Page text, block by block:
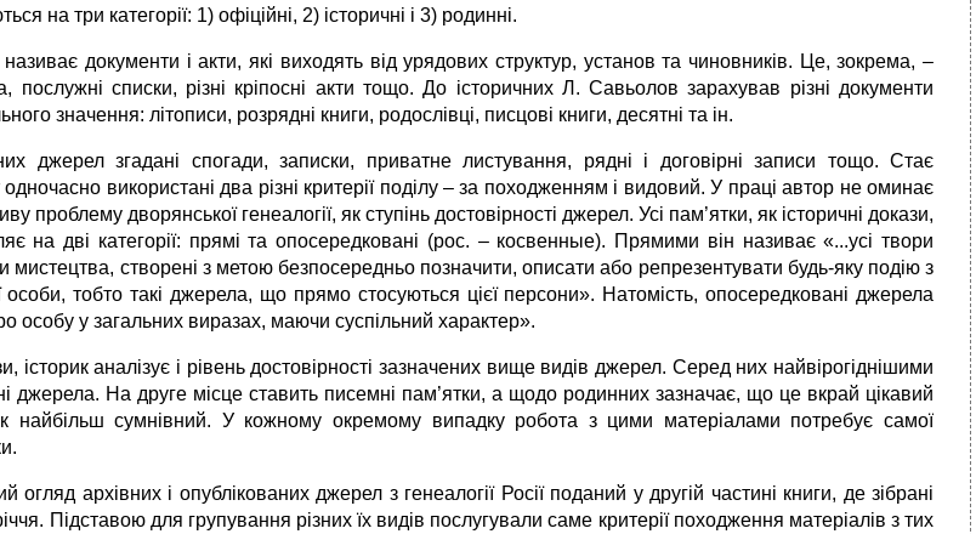
на три категорії: 1) офіційні, 2) історичні і 3) родинні.
документи і акти, які виходять від урядових структур, установ та чиновників. Це, зокрема, –
послужні списки, різні кріпосні акти тощо. До історичних Л. Савьолов зарахував різні документи
значення: літописи, розрядні книги, родослівці, писцові книги, десятні та ін.
джерел згадані спогади, записки, приватне листування, рядні і договірні записи тощо. Стає
використані два різні критерії поділу – за походженням і видовий. У праці автор не оминає
проблему дворянської генеалогії, як ступінь достовірності джерел. Усі пам’ятки, як історичні докази,
на дві категорії: прямі та опосередковані (рос. – косвенные). Прямими він називає «...усі твори
мистецтва, створені з метою безпосередньо позначити, описати або репрезентувати будь-яку подію з
особи, тобто такі джерела, що прямо стосуються цієї персони». Натомість, опосередковані джерела
особу у загальних виразах, маючи суспільний характер».
історик аналізує і рівень достовірності зазначених вище видів джерел. Серед них найвірогіднішими
джерела. На друге місце ставить писемні пам’ятки, а щодо родинних зазначає, що це вкрай цікавий
найбільш сумнівний. У кожному окремому випадку робота з цими матеріалами потребує самої
огляд архівних і опублікованих джерел з генеалогії Росії поданий у другій частині книги, де зібрані
Підставою для групування різних їх видів послугували саме критерії походження матеріалів з тих